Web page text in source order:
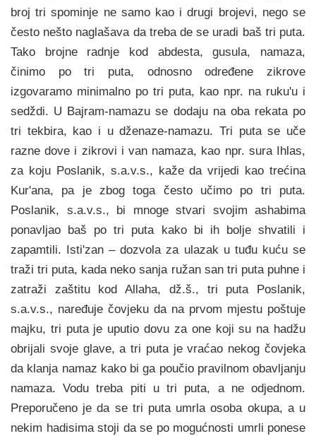
broj tri spominje ne samo kao i drugi brojevi, nego se
često nešto naglašava da treba de se uradi baš tri puta.
Tako brojne radnje kod abdesta, gusula, namaza,
činimo po tri puta, odnosno određene zikrove
izgovaramo minimalno po tri puta, kao npr. na ruku'u i
sedždi. U Bajram-namazu se dodaju na oba rekata po
tri tekbira, kao i u dženaze-namazu. Tri puta se uče
razne dove i zikrovi i van namaza, kao npr. sura Ihlas,
za koju Poslanik, s.a.v.s., kaže da vrijedi kao trećina
Kur'ana, pa je zbog toga često učimo po tri puta.
Poslanik, s.a.v.s., bi mnoge stvari svojim ashabima
ponavljao baš po tri puta kako bi ih bolje shvatili i
zapamtili. Isti'zan – dozvola za ulazak u tuđu kuću se
traži tri puta, kada neko sanja ružan san tri puta puhne i
zatraži zaštitu kod Allaha, dž.š., tri puta Poslanik,
s.a.v.s., naređuje čovjeku da na prvom mjestu poštuje
majku, tri puta je uputio dovu za one koji su na hadžu
obrijali svoje glave, a tri puta je vraćao nekog čovjeka
da klanja namaz kako bi ga poučio pravilnom obavljanju
namaza. Vodu treba piti u tri puta, a ne odjednom.
Preporučeno je da se tri puta umrla osoba okupa, a u
nekim hadisima stoji da se po mogućnosti umrli ponese